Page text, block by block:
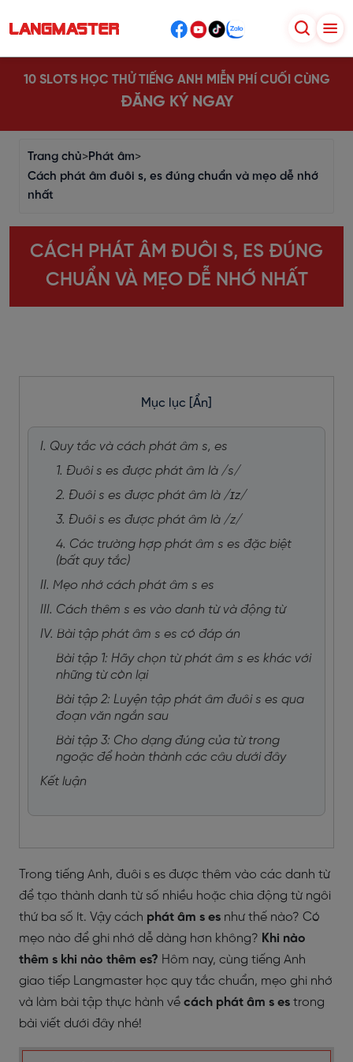
10 SLOTS HỌC THỬ TIẾNG ANH MIỄN PHÍ CUỐI CÙNG
ĐĂNG KÝ NGAY
Trang chủ>Phát âm>
Cách phát âm đuôi s, es đúng chuẩn và mẹo dễ nhớ
nhất
CÁCH PHÁT ÂM ĐUÔI S, ES ĐÚNG
CHUẨN VÀ MẸO DỄ NHỚ NHẤT
Mục lục [Ẩn]
I. Quy tắc và cách phát âm s, es
1. Đuôi s es được phát âm là /s/
2. Đuôi s es được phát âm là /ɪz/
3. Đuôi s es được phát âm là /z/
4. Các trường hợp phát âm s es đặc biệt
(bất quy tắc)
II. Mẹo nhớ cách phát âm s es
III. Cách thêm s es vào danh từ và động từ
IV. Bài tập phát âm s es có đáp án
Bài tập 1: Hãy chọn từ phát âm s es khác với
những từ còn lại
Bài tập 2: Luyện tập phát âm đuôi s es qua
đoạn văn ngắn sau
Bài tập 3: Cho dạng đúng của từ trong
ngoặc để hoàn thành các câu dưới đây
Kết luận
Trong tiếng Anh, đuôi s es được thêm vào các danh từ
để tạo thành danh từ số nhiều hoặc chia động từ ngôi
thứ ba số ít. Vậy cách phát âm s es như thế nào? Có
mẹo nào để ghi nhớ dễ dàng hơn không? Khi nào
thêm s khi nào thêm es? Hôm nay, cùng tiếng Anh
giao tiếp Langmaster học quy tắc chuẩn, mẹo ghi nhớ
và làm bài tập thực hành về cách phát âm s es trong
bài viết dưới đây nhé!